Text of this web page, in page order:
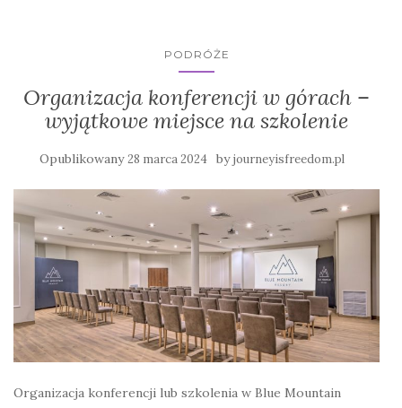
PODRÓŻE
Organizacja konferencji w górach –
wyjątkowe miejsce na szkolenie
Opublikowany28 marca 2024 byjourneyisfreedom.pl
Organizacja konferencji lub szkolenia w Blue Mountain